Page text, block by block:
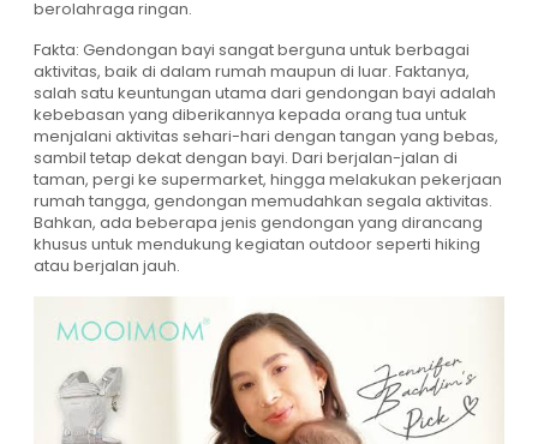
berolahraga ringan.
Fakta: Gendongan bayi sangat berguna untuk berbagai
aktivitas, baik di dalam rumah maupun di luar. Faktanya,
salah satu keuntungan utama dari gendongan bayi adalah
kebebasan yang diberikannya kepada orang tua untuk
menjalani aktivitas sehari-hari dengan tangan yang bebas,
sambil tetap dekat dengan bayi. Dari berjalan-jalan di
taman, pergi ke supermarket, hingga melakukan pekerjaan
rumah tangga, gendongan memudahkan segala aktivitas.
Bahkan, ada beberapa jenis gendongan yang dirancang
khusus untuk mendukung kegiatan outdoor seperti hiking
atau berjalan jauh.